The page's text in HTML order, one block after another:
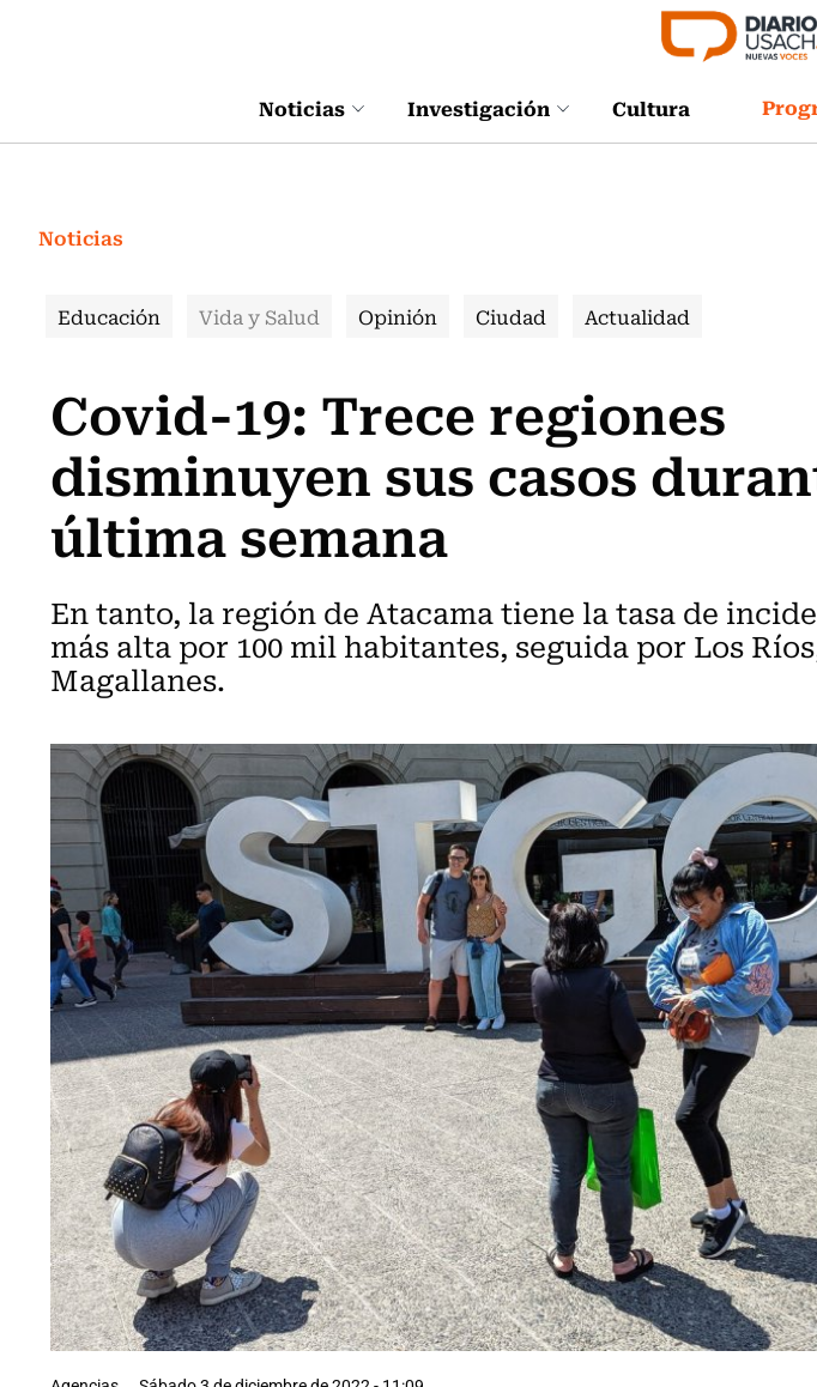
Noticias Investigación Cultura
Noticias
Educación Vida y Salud Opinión Ciudad Actualidad
Covid-19: Trece regiones
disminuyen sus casos
última semana
En tanto, la región de Atacama tiene la tasa de
más alta por 100 mil habitantes, seguida por Los
Magallanes.